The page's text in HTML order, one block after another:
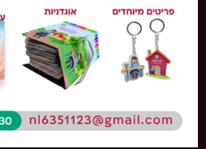
צור
מלאו את הטופס